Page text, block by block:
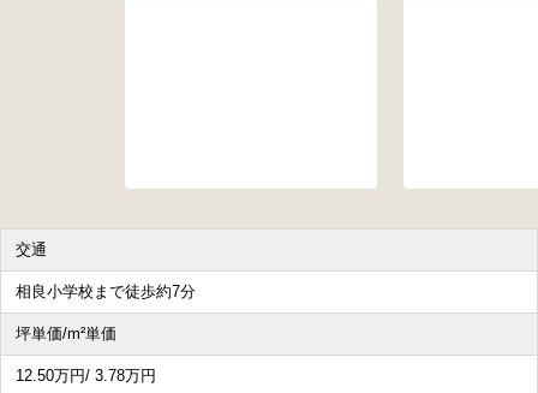
交通
相良小学校まで徒歩約7分
坪単価/m²単価
12.50万円/ 3.78万円